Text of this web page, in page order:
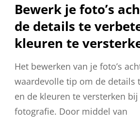
Bewerk je foto’s
de details te
kleuren te
Het bewerken van je foto’s
waardevolle tip om de details
en de kleuren te versterken
fotografie. Door middel van